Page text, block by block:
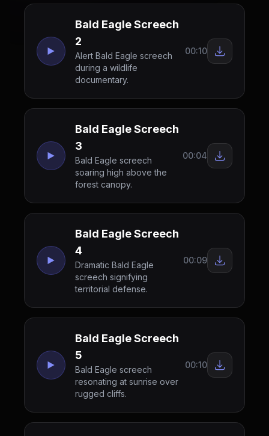
Bald Eagle Screech
2
Alert Bald Eagle screech
during a wildlife
documentary.
00:10
Bald Eagle Screech
3
Bald Eagle screech
soaring high above the
forest canopy.
00:04
Bald Eagle Screech
4
Dramatic Bald Eagle
screech signifying
territorial defense.
00:09
Bald Eagle Screech
5
Bald Eagle screech
resonating at sunrise over
rugged cliffs.
00:10